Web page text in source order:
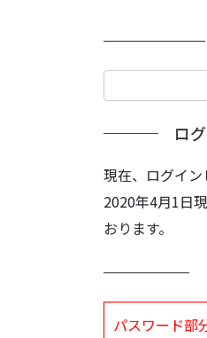
ロ
現在、ログイン
2020年4月1日
おります。
パスワード部